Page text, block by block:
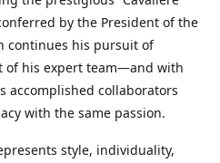
by the President of the
continues his pursuit of
of his expert team—and with
accomplished collaborators
with the same passion.
style, individuality,